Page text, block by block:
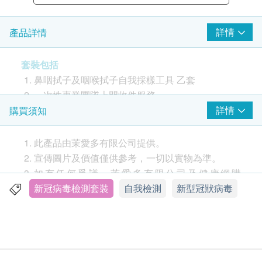
產品詳情 詳情
套裝包括
鼻咽拭子及咽喉拭子自我採樣工具 乙套
一次性專業團隊上門收件服務
香港政府認可檢測機構檢測報告
購買流程
購買收到套裝後登入www.adore.com.hk網上啓動
套裝輸入識別條碼及簡單個人資料。
預約收取樣本日期，(須於採樣日期前1天於網上預
約收取樣本日期，每天下午2時前截數(名額1,000
購買須知 詳情
此產品由茉愛多有限公司提供。
宣傳圖片及價值僅供參考，一切以實物為準。
如有任何爭議，茉愛多有限公司及健康網購
health.ESDlife保留最終決議權。
新冠病毒檢測套裝 自我檢測 新型冠狀病毒